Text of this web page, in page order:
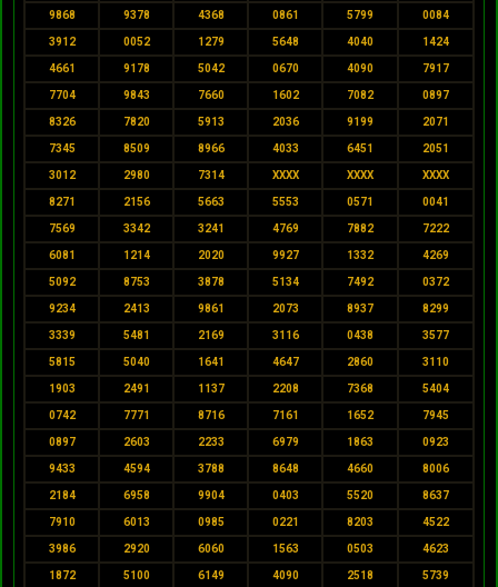
9868 9378 4368 0861 5799 0084
3912 0052 1279 5648 4040 1424
4661 9178 5042 0670 4090 7917
7704 9843 7660 1602 7082 0897
8326 7820 5913 2036 9199 2071
7345 8509 8966 4033 6451 2051
3012 2980 7314 XXXX XXXX XXXX
8271 2156 5663 5553 0571 0041
7569 3342 3241 4769 7882 7222
6081 1214 2020 9927 1332 4269
5092 8753 3878 5134 7492 0372
9234 2413 9861 2073 8937 8299
3339 5481 2169 3116 0438 3577
5815 5040 1641 4647 2860 3110
1903 2491 1137 2208 7368 5404
0742 7771 8716 7161 1652 7945
0897 2603 2233 6979 1863 0923
9433 4594 3788 8648 4660 8006
2184 6958 9904 0403 5520 8637
7910 6013 0985 0221 8203 4522
3986 2920 6060 1563 0503 4623
1872 5100 6149 4090 2518 5739